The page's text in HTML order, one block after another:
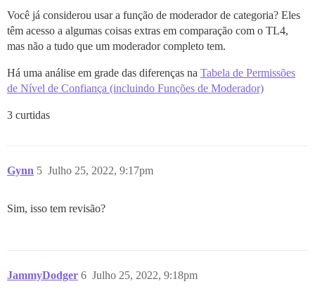
Você já considerou usar a função de moderador de categoria? Eles
têm acesso a algumas coisas extras em comparação com o TL4,
mas não a tudo que um moderador completo tem.
Há uma análise em grade das diferenças na Tabela de Permissões
de Nível de Confiança (incluindo Funções de Moderador)
3 curtidas
Gynn Julho 25, 2022, 9:17pm
5
Sim, isso tem revisão?
JammyDodger Julho 25, 2022, 9:18pm
6